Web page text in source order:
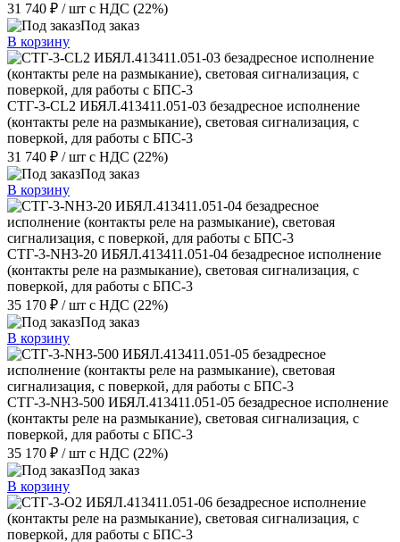
31 740 ₽ / шт с НДС (22%)
Под заказ
В корзину
СТГ-3-СL2 ИБЯЛ.413411.051-03 безадресное исполнение
(контакты реле на размыкание), световая сигнализация, с
поверкой, для работы с БПС-3
31 740 ₽ / шт с НДС (22%)
Под заказ
В корзину
СТГ-3-NH3-20 ИБЯЛ.413411.051-04 безадресное исполнение
(контакты реле на размыкание), световая сигнализация, с
поверкой, для работы с БПС-3
35 170 ₽ / шт с НДС (22%)
Под заказ
В корзину
СТГ-3-NH3-500 ИБЯЛ.413411.051-05 безадресное исполнение
(контакты реле на размыкание), световая сигнализация, с
поверкой, для работы с БПС-3
35 170 ₽ / шт с НДС (22%)
Под заказ
В корзину